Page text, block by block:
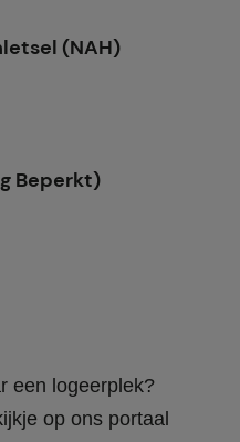
(NAH)
Beperkt)
een logeerplek?
op ons portaal